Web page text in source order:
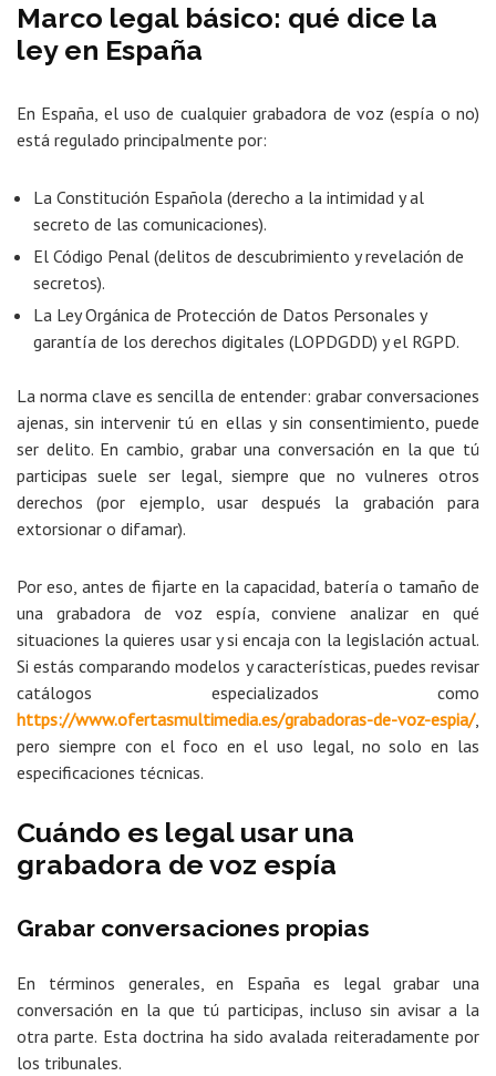
Marco legal básico: qué dice la
ley en España
En España, el uso de cualquier grabadora de voz (espía o no)
está regulado principalmente por:
La Constitución Española (derecho a la intimidad y al
secreto de las comunicaciones).
El Código Penal (delitos de descubrimiento y revelación de
secretos).
La Ley Orgánica de Protección de Datos Personales y
garantía de los derechos digitales (LOPDGDD) y el RGPD.
La norma clave es sencilla de entender: grabar conversaciones
ajenas, sin intervenir tú en ellas y sin consentimiento, puede
ser delito. En cambio, grabar una conversación en la que tú
participas suele ser legal, siempre que no vulneres otros
derechos (por ejemplo, usar después la grabación para
extorsionar o difamar).
Por eso, antes de fijarte en la capacidad, batería o tamaño de
una grabadora de voz espía, conviene analizar en qué
situaciones la quieres usar y si encaja con la legislación actual.
Si estás comparando modelos y características, puedes revisar
catálogos especializados como
https://www.ofertasmultimedia.es/grabadoras-de-voz-espia/,
pero siempre con el foco en el uso legal, no solo en las
especificaciones técnicas.
Cuándo es legal usar una
grabadora de voz espía
Grabar conversaciones propias
En términos generales, en España es legal grabar una
conversación en la que tú participas, incluso sin avisar a la
otra parte. Esta doctrina ha sido avalada reiteradamente por
los tribunales.